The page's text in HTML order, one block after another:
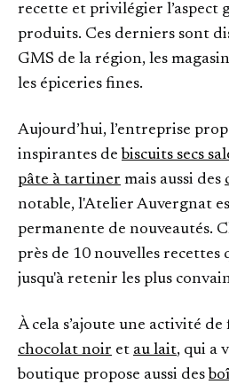
recette et privilégier l’aspect
produits. Ces derniers sont
GMS de la région, les
les épiceries fines.
Aujourd’hui, l’entreprise
inspirantes de biscuits secs
pâte à tartiner mais aussi des
notable, l'Atelier Auvergnat
permanente de nouveautés.
près de 10 nouvelles recettes
jusqu'à retenir les plus
À cela s’ajoute une activité
chocolat noir et au lait, qui a
boutique propose aussi des